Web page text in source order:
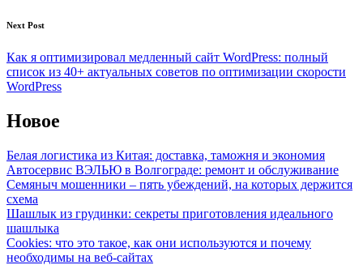
Next Post
Как я оптимизировал медленный сайт WordPress: полный
список из 40+ актуальных советов по оптимизации скорости
WordPress
Новое
Белая логистика из Китая: доставка, таможня и экономия
Автосервис ВЭЛЬЮ в Волгограде: ремонт и обслуживание
Семяныч мошенники – пять убеждений, на которых держится
схема
Шашлык из грудинки: секреты приготовления идеального
шашлыка
Cookies: что это такое, как они используются и почему
необходимы на веб-сайтах